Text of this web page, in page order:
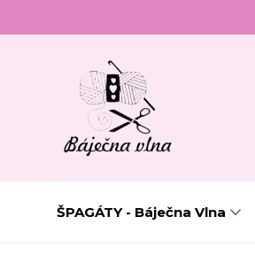
ŠPAGÁTY - Báječna Vlna